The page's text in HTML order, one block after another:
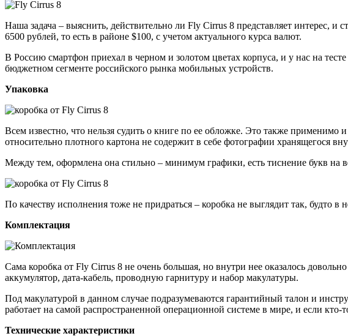
Наша задача – выяснить, действительно ли Fly Cirrus 8 представляет интерес, и
6500 рублей, то есть в районе $100, с учетом актуального курса валют.
В Россию смартфон приехал в черном и золотом цветах корпуса, и у нас на
бюджетном сегменте российского рынка мобильных устройств.
Упаковка
Всем известно, что нельзя судить о книге по ее обложке. Это также
относительно плотного картона не содержит в себе фотографии хранящегося
Между тем, оформлена она стильно – минимум графики, есть тиснение букв
По качеству исполнения тоже не придраться – коробка не выглядит так, будто
Комплектация
Сама коробка от Fly Cirrus 8 не очень большая, но внутри нее оказалось
аккумулятор, дата-кабель, проводную гарнитуру и набор макулатуры.
Под макулатурой в данном случае подразумеваются гарантийный талон и
работает на самой распространенной операционной системе в мире, и если кто-
Технические характеристики